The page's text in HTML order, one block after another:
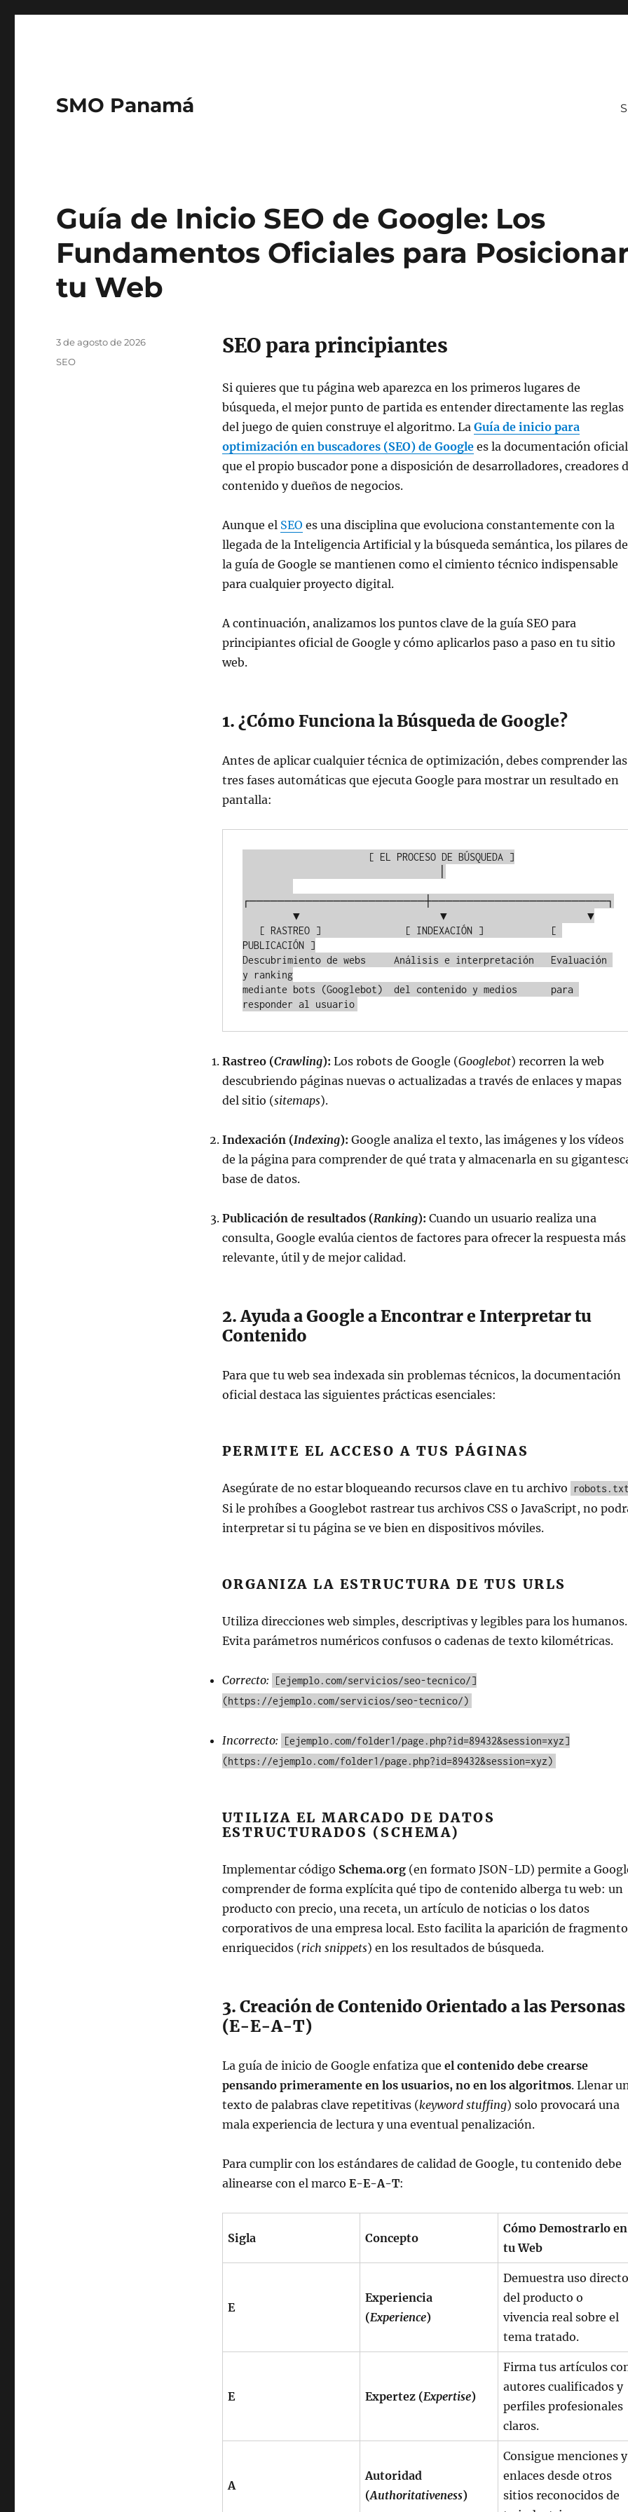
SMO Panamá
Guía de Inicio SEO de Google: Los
Fundamentos Oficiales para
tu Web
SEO para principiantes
Si quieres que tu página web aparezca en los primeros lugares de
búsqueda, el mejor punto de partida es entender directamente las reglas
del juego de quien construye el algoritmo. La Guía de inicio para
optimización en buscadores (SEO) de Googlees la documentación oficial
que el propio buscador pone a disposición de desarrolladores, creadores
contenido y dueños de negocios.
Aunque el SEO es una disciplina que evoluciona constantemente con la
llegada de la Inteligencia Artificial y la búsqueda semántica, los pilares de
la guía de Google se mantienen como el cimiento técnico indispensable
para cualquier proyecto digital.
A continuación, analizamos los puntos clave de la guía SEO para
principiantes oficial de Google y cómo aplicarlos paso a paso en tu sitio
web.
1. ¿Cómo Funciona la Búsqueda de Google?
Antes de aplicar cualquier técnica de optimización, debes comprender las
tres fases automáticas que ejecuta Google para mostrar un resultado en
pantalla:
┌─────────────────────────┼─────────────────────────┐
PUBLICACIÓN ]
Descubrimiento de webs     Análisis e interpretación   Evaluación
y ranking
mediante bots (Googlebot)  del contenido y medios      para
responder al usuario
Rastreo (Crawling): Los robots de Google (Googlebot) recorren la web
descubriendo páginas nuevas o actualizadas a través de enlaces y mapas
del sitio (sitemaps).
Indexación (Indexing): Google analiza el texto, las imágenes y los vídeos
de la página para comprender de qué trata y almacenarla en su
base de datos.
Publicación de resultados (Ranking): Cuando un usuario realiza una
consulta, Google evalúa cientos de factores para ofrecer la respuesta más
relevante, útil y de mejor calidad.
2. Ayuda a Google a Encontrar e Interpretar tu
Contenido
Para que tu web sea indexada sin problemas técnicos, la documentación
oficial destaca las siguientes prácticas esenciales:
PERMITE EL ACCESO A TUS PÁGINAS
Asegúrate de no estar bloqueando recursos clave en tu archivo
Si le prohíbes a Googlebot rastrear tus archivos CSS o JavaScript, no
interpretar si tu página se ve bien en dispositivos móviles.
ORGANIZA LA ESTRUCTURA DE TUS URLS
Utiliza direcciones web simples, descriptivas y legibles para los humanos.
Evita parámetros numéricos confusos o cadenas de texto kilométricas.
Correcto:
[ejemplo.com/servicios/seo-tecnico/]
(https://ejemplo.com/servicios/seo-tecnico/)
Incorrecto:
[ejemplo.com/folder1/page.php?id=89432&session=xyz]
(https://ejemplo.com/folder1/page.php?id=89432&session=xyz)
UTILIZA EL MARCADO DE DATOS
ESTRUCTURADOS (SCHEMA)
Implementar código Schema.org(en formato JSON-LD) permite a
comprender de forma explícita qué tipo de contenido alberga tu web: un
producto con precio, una receta, un artículo de noticias o los datos
corporativos de una empresa local. Esto facilita la aparición de
enriquecidos (rich snippets) en los resultados de búsqueda.
3. Creación de Contenido Orientado a las Personas
(E-E-A-T)
La guía de inicio de Google enfatiza que el contenido debe crearse
pensando primeramente en los usuarios, no en los algoritmos. Llenar
texto de palabras clave repetitivas (keyword stuffing) solo provocará una
mala experiencia de lectura y una eventual penalización.
Para cumplir con los estándares de calidad de Google, tu contenido debe
alinearse con el marco E-E-A-T:
Sigla Concepto
Cómo Demostrarlo en
tu Web
E
Experiencia
(Experience)
Demuestra uso directo
del producto o
vivencia real sobre el
tema tratado.
E Expertez (Expertise)
Firma tus artículos
autores cualificados y
perfiles profesionales
claros.
A
Autoridad
(Authoritativeness)
Consigue menciones y
enlaces desde otros
sitios reconocidos de
Publicado
3 de agosto de 2026
Categorías
SEO